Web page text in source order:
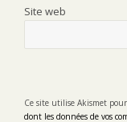
Site web
Ce site utilise Akismet
dont les données de vos